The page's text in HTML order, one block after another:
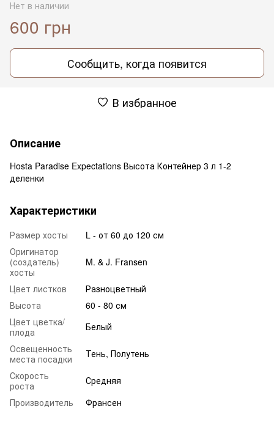
Нет в наличии
600 грн
Сообщить, когда появится
В избранное
Описание
Hosta Paradise Expectations Высота Контейнер 3 л 1-2
деленки
Характеристики
Размер хосты
L - от 60 до 120 см
Оригинатор
(создатель)
хосты
M. & J. Fransen
Цвет листков
Разноцветный
Высота
60 - 80 см
Цвет цветка/
плода
Белый
Освещенность
места посадки
Тень, Полутень
Скорость
роста
Средняя
Производитель
Франсен